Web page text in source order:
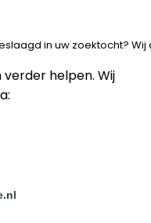
in uw zoektocht?
verder helpen. Wij